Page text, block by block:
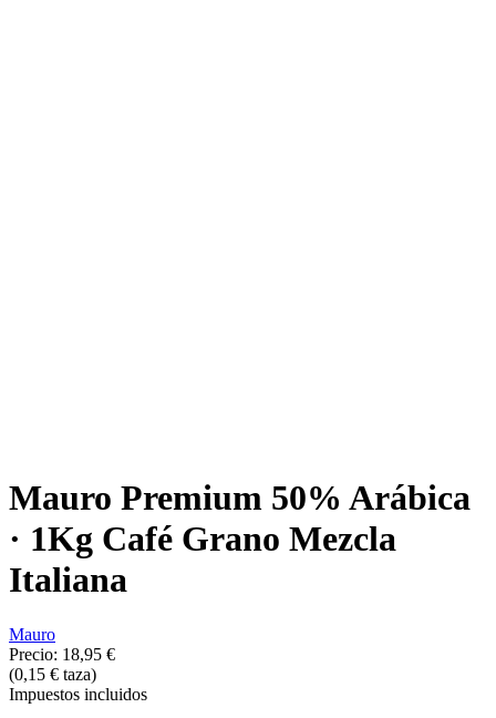
Mauro Premium 50% Arábica
· 1Kg Café Grano Mezcla
Italiana
Mauro
Precio: 18,95 €
(0,15 € taza)
Impuestos incluidos